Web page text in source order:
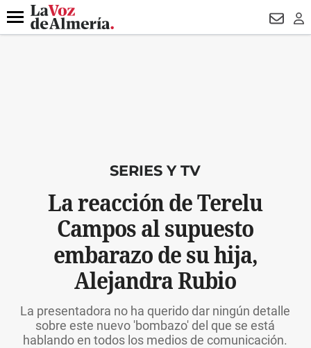
DESTACADO DRON UDA
Menú
SERIES Y TV
La reacción de Terelu
Campos al supuesto
embarazo de su hija,
Alejandra Rubio
La presentadora no ha querido dar ningún detalle
sobre este nuevo 'bombazo' del que se está
hablando en todos los medios de comunicación.